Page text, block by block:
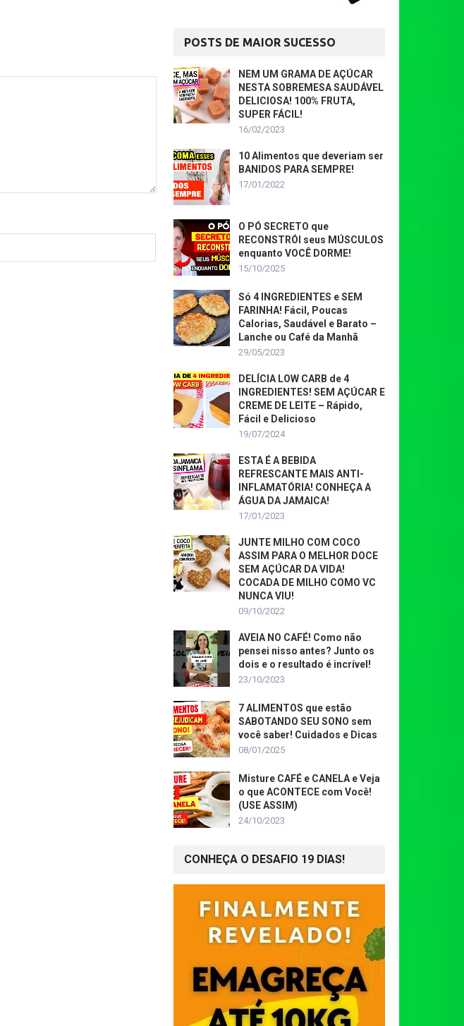
POSTS DE MAIOR SUCESSO
NEM UM GRAMA DE AÇÚCAR
NESTA SOBREMESA SAUDÁVEL
DELICIOSA! 100% FRUTA,
SUPER FÁCIL!
16/02/2023
10 Alimentos que deveriam ser
BANIDOS PARA SEMPRE!
17/01/2022
O PÓ SECRETO que
RECONSTRÓI seus MÚSCULOS
enquanto VOCÊ DORME!
15/10/2025
Só 4 INGREDIENTES e SEM
FARINHA! Fácil, Poucas
Calorias, Saudável e Barato –
Lanche ou Café da Manhã
29/05/2023
DELÍCIA LOW CARB de 4
INGREDIENTES! SEM AÇÚCAR E
CREME DE LEITE – Rápido,
Fácil e Delicioso
19/07/2024
ESTA É A BEBIDA
REFRESCANTE MAIS ANTI-
INFLAMATÓRIA! CONHEÇA A
ÁGUA DA JAMAICA!
17/01/2023
JUNTE MILHO COM COCO
ASSIM PARA O MELHOR DOCE
SEM AÇÚCAR DA VIDA!
COCADA DE MILHO COMO VC
NUNCA VIU!
09/10/2022
AVEIA NO CAFÉ! Como não
pensei nisso antes? Junto os
dois e o resultado é incrível!
23/10/2023
7 ALIMENTOS que estão
SABOTANDO SEU SONO sem
você saber! Cuidados e Dicas
08/01/2025
Misture CAFÉ e CANELA e Veja
o que ACONTECE com Você!
(USE ASSIM)
24/10/2023
CONHEÇA O DESAFIO 19 DIAS!